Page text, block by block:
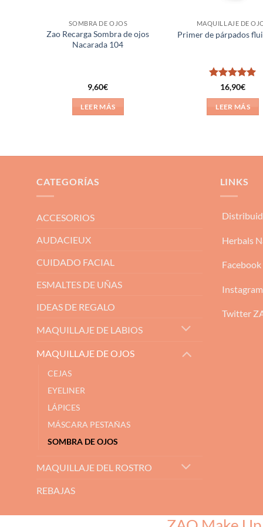
SOMBRA DE OJOS
Zao Recarga Sombra de ojos
Nacarada 104
9,60€
LEER MÁS
MAQUILLAJE DE
Primer de párpados
Valorado
16,90€
LEER MÁS
CATEGORÍAS
ACCESORIOS
AUDACIEUX
CUIDADO FACIAL
ESMALTES DE UÑAS
IDEAS DE REGALO
MAQUILLAJE DE LABIOS
MAQUILLAJE DE OJOS
CEJAS
EYELINER
LÁPICES
MÁSCARA PESTAÑAS
SOMBRA DE OJOS
MAQUILLAJE DEL ROSTRO
REBAJAS
LINKS
Herbals
Twitter